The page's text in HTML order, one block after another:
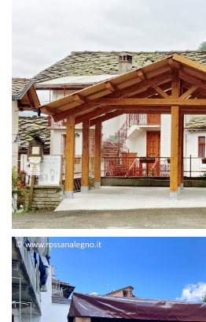
STRUTTURA DUE FALDE